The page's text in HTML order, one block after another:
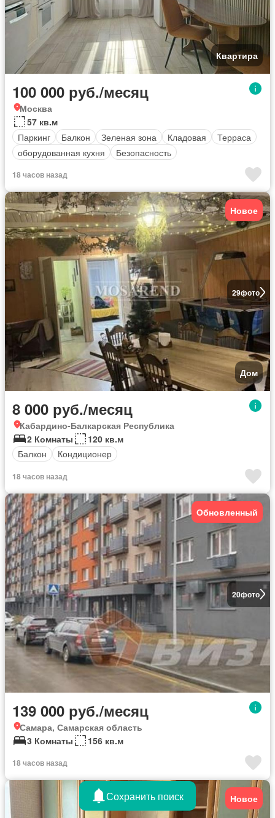
Квартира
100 000 руб./месяц
Москва
57 кв.м
Паркинг
Балкон Зеленая зона Кладовая
Терраса
оборудованная кухня
Безопасность
18 часов назад
29фото
Новое
Дом
8 000 руб./месяц
Кабардино-Балкарская Республика
2 Комнаты
120 кв.м
Балкон
Кондиционер
18 часов назад
20фото
Обновленный
139 000 руб./месяц
Самара, Самарская область
3 Комнаты
156 кв.м
18 часов назад
Новое
Сохранить поиск